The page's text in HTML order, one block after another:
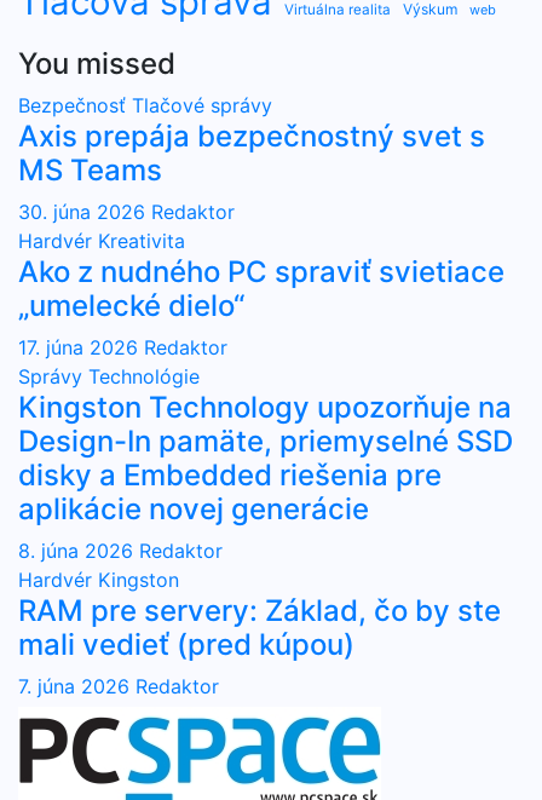
Virtuálna realita Výskum web
You missed
Bezpečnosť Tlačové správy
Axis prepája bezpečnostný svet s
MS Teams
30. júna 2026 Redaktor
Hardvér Kreativita
Ako z nudného PC spraviť svietiace
„umelecké dielo“
17. júna 2026 Redaktor
Správy Technológie
Kingston Technology upozorňuje na
Design-In pamäte, priemyselné SSD
disky a Embedded riešenia pre
aplikácie novej generácie
8. júna 2026 Redaktor
Hardvér Kingston
RAM pre servery: Základ, čo by ste
mali vedieť (pred kúpou)
7. júna 2026 Redaktor